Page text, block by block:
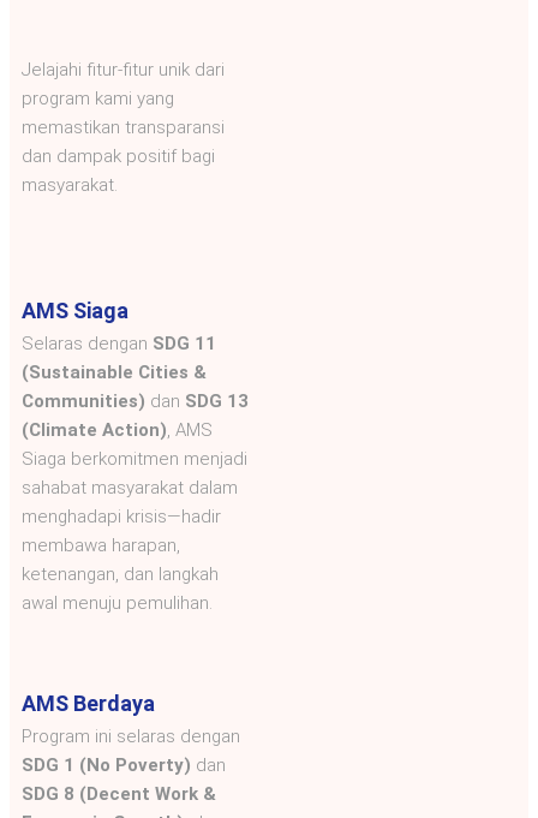
Jelajahi fitur-fitur unik dari
program kami yang
memastikan transparansi
dan dampak positif bagi
masyarakat.
AMS Siaga
Selaras dengan SDG 11
(Sustainable Cities &
Communities) dan SDG 13
(Climate Action), AMS
Siaga berkomitmen menjadi
sahabat masyarakat dalam
menghadapi krisis—hadir
membawa harapan,
ketenangan, dan langkah
awal menuju pemulihan.
AMS Berdaya
Program ini selaras dengan
SDG 1 (No Poverty) dan
SDG 8 (Decent Work &